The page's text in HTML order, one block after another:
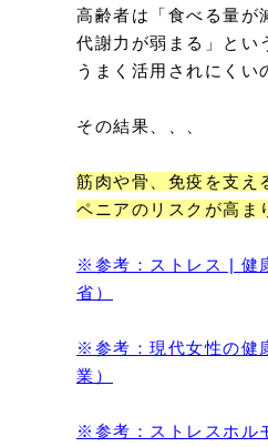
高齢者は「食べる量が
代謝力が弱まる」とい
うまく活用されにくい
その結果、、、
筋肉や骨、免疫を支え
ペニアのリスクが高ま
※参考：ストレス | 健
省）
※参考：現代女性の健
業）
※参考：ストレスホル